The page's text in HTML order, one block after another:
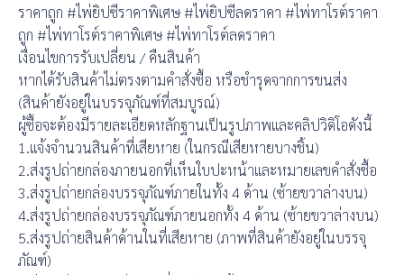
ราคาถูก #ไพ่ยิปซีราคาพิเศษ #ไพ่ยิปซีลดราคา #ไพ่ทาโรต์ราคา
ถูก #ไพ่ทาโรต์ราคาพิเศษ #ไพ่ทาโรต์ลดราคา
เงื่อนไขการรับเปลี่ยน / คืนสินค้า
หากได้รับสินค้าไม่ตรงตามคำสั่งซื้อ หรือชำรุดจากการขนส่ง
(สินค้ายังอยู่ในบรรจุภัณฑ์ที่สมบูรณ์)
ผู้ซื้อจะต้องมีรายละเอียดหลักฐานเป็นรูปภาพและคลิปวิดิโอดังนี้
1.แจ้งจำนวนสินค้าที่เสียหาย (ในกรณีเสียหายบางชิ้น)
2.ส่งรูปถ่ายกล่องภายนอกที่เห็นใบปะหน้าและหมายเลขคำสั่งซื้อ
3.ส่งรูปถ่ายกล่องบรรจุภัณฑ์ภายในทั้ง 4 ด้าน (ซ้ายขวาล่างบน)
4.ส่งรูปถ่ายกล่องบรรจุภัณฑ์ภายนอกทั้ง 4 ด้าน (ซ้ายขวาล่างบน)
5.ส่งรูปถ่ายสินค้าด้านในที่เสียหาย (ภาพที่สินค้ายังอยู่ในบรรจุ
ภัณฑ์)